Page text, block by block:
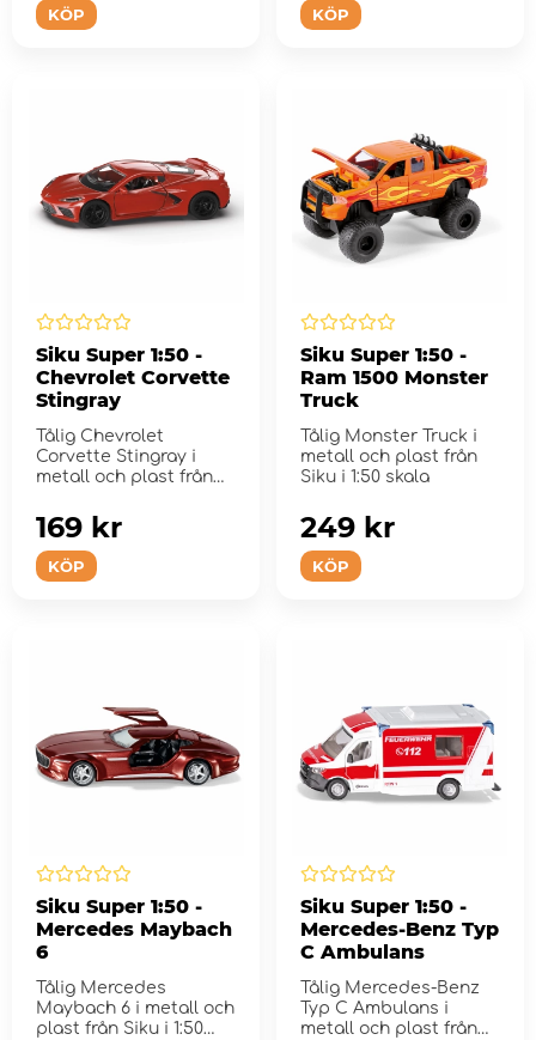
KÖP KÖP
Siku Super 1:50 -
Chevrolet Corvette
Stingray
Tålig Chevrolet
Corvette Stingray i
metall och plast från
KÖP
169 kr
Siku Super 1:50 -
Ram 1500 Monster
Truck
Tålig Monster Truck i
metall och plast från
Siku i 1:50 skala
KÖP
249 kr
Siku Super 1:50 -
Mercedes Maybach
6
Tålig Mercedes
Maybach 6 i metall och
plast från Siku i 1:50
Siku Super 1:50 -
Mercedes-Benz Typ
C Ambulans
Tålig Mercedes-Benz
Typ C Ambulans i
metall och plast från